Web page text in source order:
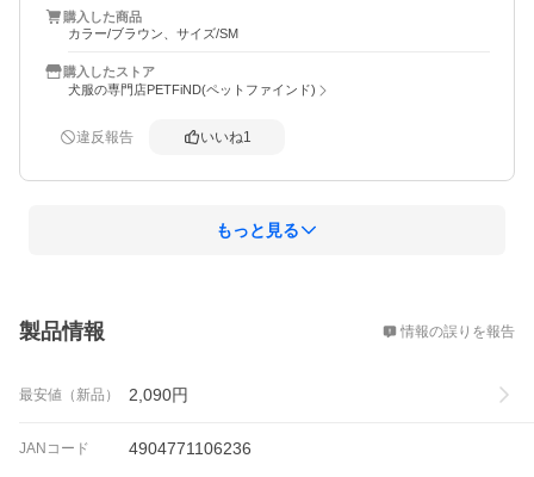
購入した商品
カラー/ブラウン、サイズ/SM
購入したストア
犬服の専門店PETFiND(ペットファインド)
違反報告 いいね1
もっと見る
製品情報 情報の誤りを報告
最安値（新品） 2,090円
JANコード 4904771106236